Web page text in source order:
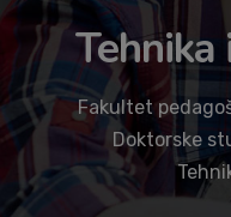
Fakultet
Doktorske